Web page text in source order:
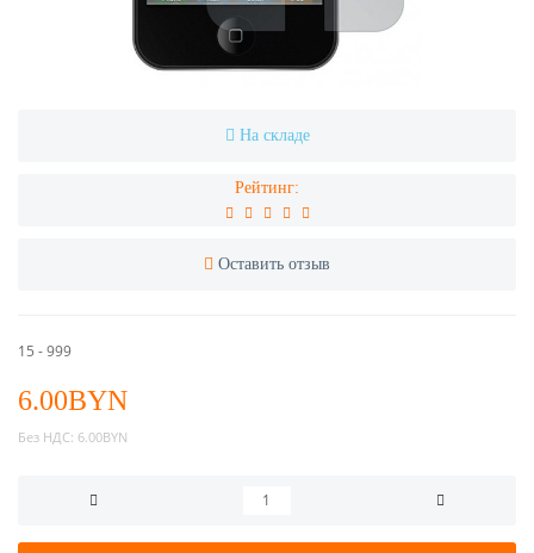
На складе
Рейтинг:
Оставить отзыв
15 - 999
6.00BYN
Без НДС: 6.00BYN